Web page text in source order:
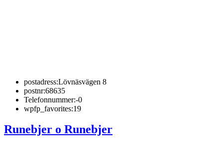
postadress:Lövnäsvägen 8
postnr:68635
Telefonnummer:-0
wpfp_favorites:19
Runebjer o Runebjer